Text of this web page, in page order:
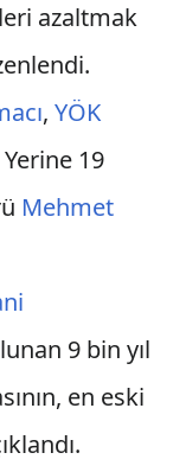
azaltmak
, YÖK
19
Mehmet
9 bin yıl
en eski